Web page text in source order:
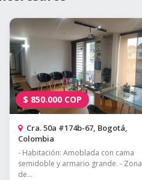
$ 850.000 COP
Cra. 50a #174b-67, Bogotá,
Colombia
- Habitación: Amoblada con cama
semidoble y armario grande. - Zona
de...